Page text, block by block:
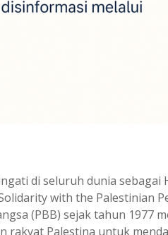
di seluruh dunia
with the Palestinian
(PBB) sejak tahun 1977
rakyat Palestina untuk